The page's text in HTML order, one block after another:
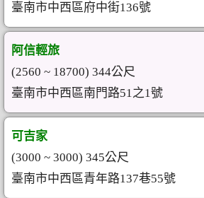
臺南市中西區府中街136號
阿信輕旅
(2560 ~ 18700) 344公尺
臺南市中西區南門路51之1號
可吉家
(3000 ~ 3000) 345公尺
臺南市中西區青年路137巷55號